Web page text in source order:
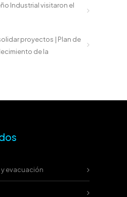
Industrial visitaron el
proyectos | Plan de
de la
y evacuación